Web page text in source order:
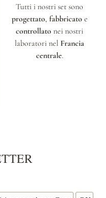
Tutti i nostri set sono
progettato, fabbricatoe
controllato nei nostri
laboratori nel Francia
centrale.